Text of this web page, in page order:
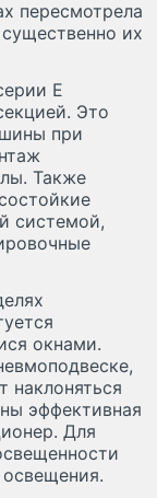
пересмотрела
их
Е
Это
при
Также
системой,
окнами.
наклоняться
эффективная
Для